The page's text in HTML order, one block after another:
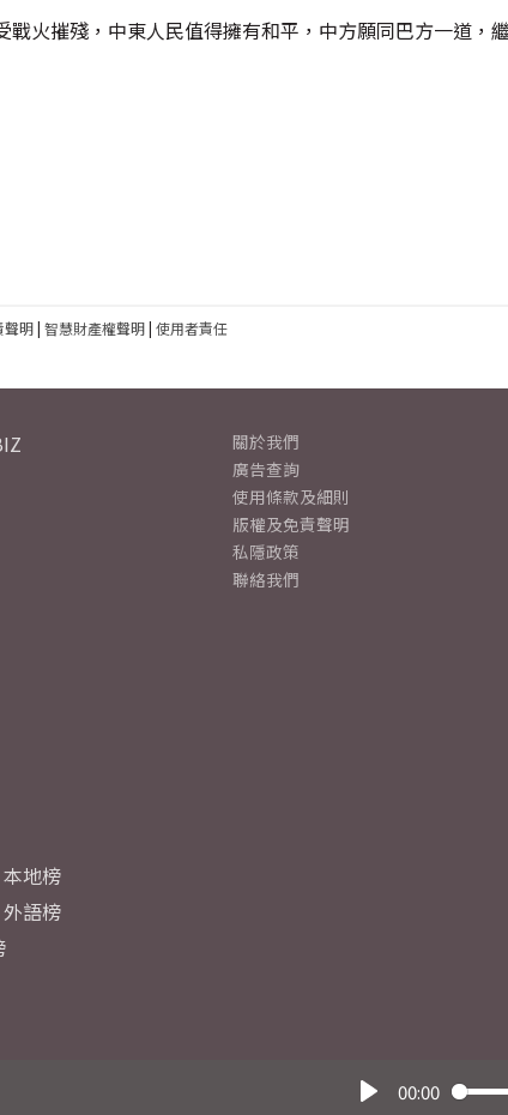
火摧殘，中東人民值得擁有和平，中方願同巴方一道，
聲明| 智慧財產權聲明| 使用者責任
00:00
地榜
語榜
關於我們
廣告查詢
使用條款及細則
版權及免責聲明
私隱政策
聯絡我們